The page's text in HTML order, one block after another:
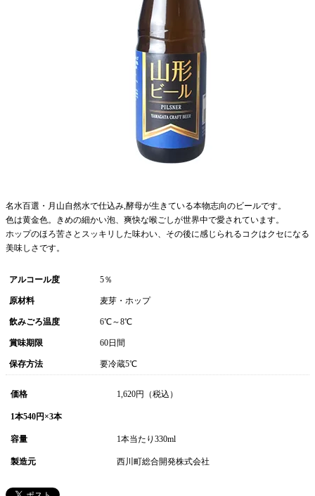
名水百選・月山自然水で仕込み,酵母が生きている本物志向のビールです。
色は黄金色。きめの細かい泡、爽快な喉ごしが世界中で愛されています。
ホップのほろ苦さとスッキリした味わい、その後に感じられるコクはクセになる
美味しさです。
アルコール度 5％
原材料 麦芽・ホップ
飲みごろ温度 6℃～8℃
賞味期限 60日間
保存方法 要冷蔵5℃
価格 1,620円（税込）
1本540円×3本
容量 1本当たり330ml
製造元 西川町総合開発株式会社